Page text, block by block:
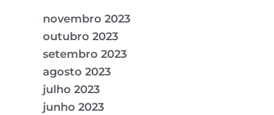
novembro 2023
outubro 2023
setembro 2023
agosto 2023
julho 2023
junho 2023